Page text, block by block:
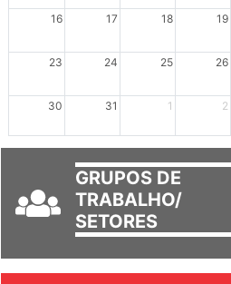
16 17 18 19
23 24 25 26
30 31 1 2
GRUPOS DE
TRABALHO/
SETORES